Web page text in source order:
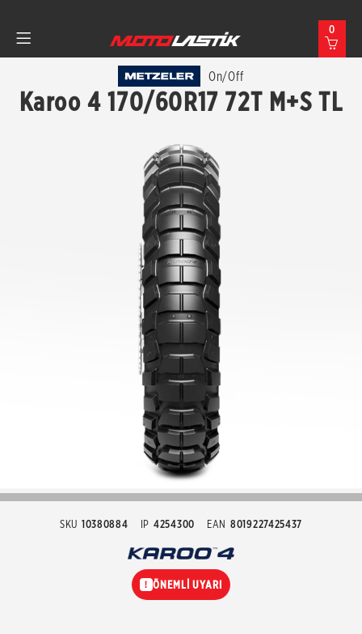
0
On/Off
Karoo 4 170/60R17 72T M+S TL
SKU 10380884 IP 4254300 EAN 8019227425437
! ÖNEMLİ UYARI